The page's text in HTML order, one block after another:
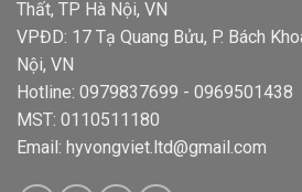
Thất, TP Hà Nội, VN
VPĐD: 17 Tạ Quang Bửu, P. Bách
Nội, VN
Hotline: 0979837699 - 0969501438
MST: 0110511180
Email: hyvongviet.ltd@gmail.com